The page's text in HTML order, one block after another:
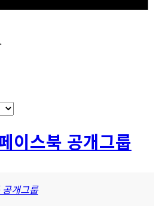
이스북 공개그룹
개그룹